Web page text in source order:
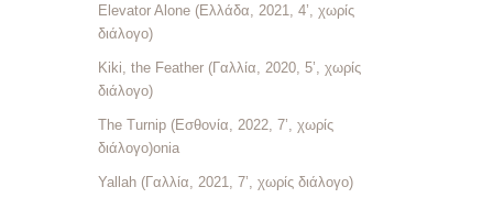
Elevator Alone (Ελλάδα, 2021, 4’, χωρίς
διάλογο)
Kiki, the Feather (Γαλλία, 2020, 5’, χωρίς
διάλογο)
The Turnip (Εσθονία, 2022, 7’, χωρίς
διάλογο)onia
Yallah (Γαλλία, 2021, 7’, χωρίς διάλογο)